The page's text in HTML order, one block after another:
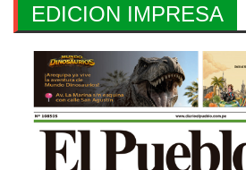
EDICION IMPRESA